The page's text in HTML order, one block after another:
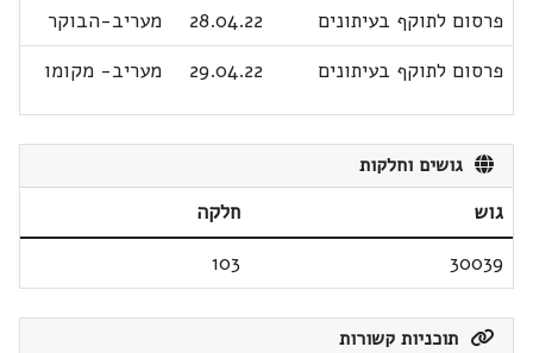
פרסום לתוקף בעיתונים
28.04.22
מעריב-הבוקר
פרסום לתוקף בעיתונים
29.04.22 מעריב- מקומו
גושים וחלקות
גוש
חלקה
30039
103
תוכניות קשורות